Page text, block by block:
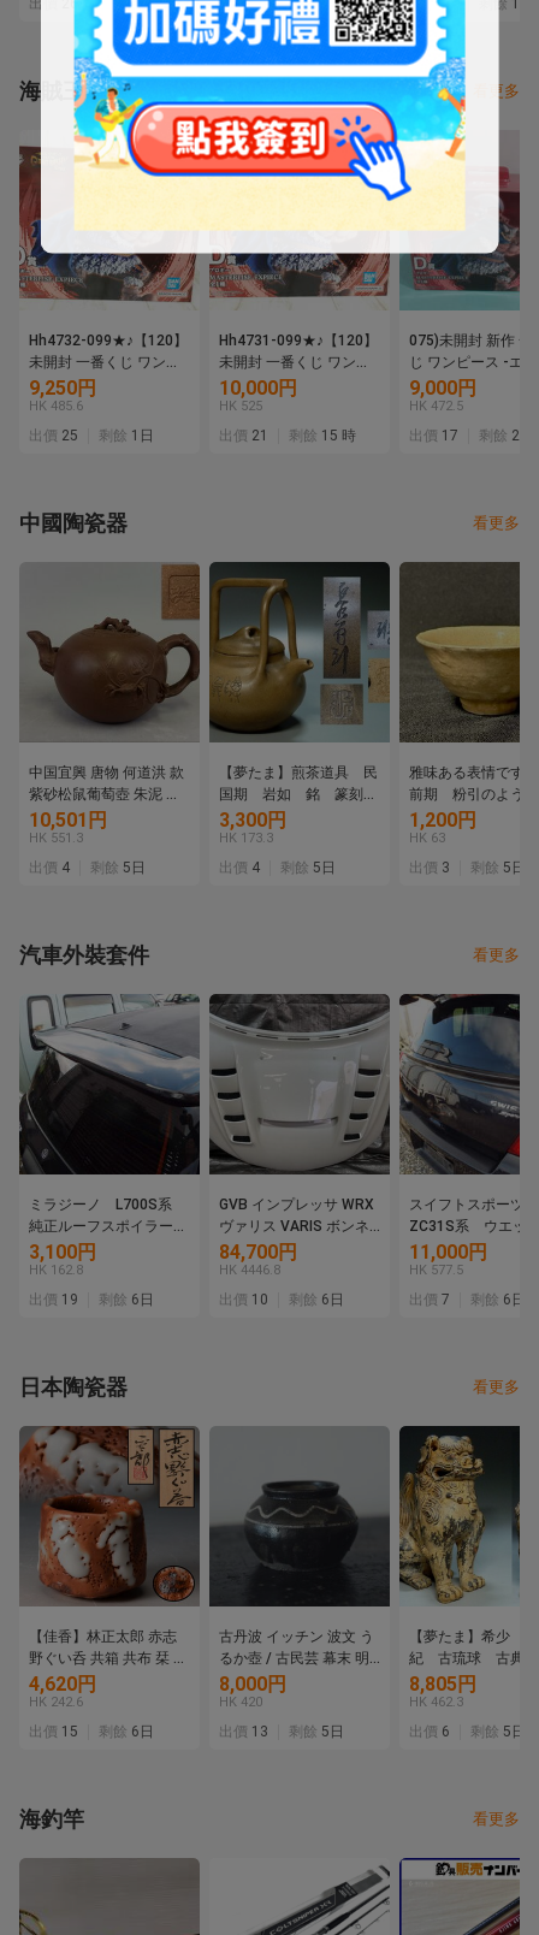
出價 剩餘4日 出價26 剩餘 5日 出價24 剩餘
海賊王 看更多
Hh4732-099★♪【120】
未開封 一番くじ ワンピ
ース エルバフ編 GIANT
BASH!! Vol.2 D賞 ブロギ
ー MASTERLISE
9,250円
HK 485.6
出價 25 剩餘 1日
Hh4731-099★♪【120】
未開封 一番くじ ワンピ
ース エルバフ編 GIANT
BASH!! Vol.2 D賞 ブロギ
ー MASTERLISE
10,000円
HK 525
出價 21 剩餘 15 時
075)未開封 新作 一
じ ワンピース -エ
編- GIANT BASH!!
D賞 ブロギー
MASTERLISE
9,000円
HK 472.5
出價 17 剩餘 2日
中國陶瓷器 看更多
中国宜興 唐物 何道洪 款
紫砂松鼠葡萄壺 朱泥 急
須 栗鼠 葡萄 急須 茶壺
大振り 宜興紫砂壺 煎茶
道具 中国古玩
10,501円
HK 551.3
出價 4 剩餘 5日
【夢たま】煎茶道具 民
国期 岩如 銘 篆刻山
水陰刻文 提手急須 最
大幅15.5㎝/中国古玩
唐物 白泥☆
3,300円
HK 173.3
出價 4 剩餘 5日
雅味ある表情です
前期 粉引のよう
やわらか手盃 高
釉！これからも育
口縁に窯疵あるも
1,200円
HK 63
出價 3 剩餘 5日
汽車外裝套件 看更多
ミラジーノ L700S系
純正ルーフスポイラー
ハイマウント付き リア
スポイラー １円売り切
り
3,100円
HK 162.8
出價 19 剩餘 6日
GVB インプレッサ WRX
ヴァリス VARIS ボンネ
ット GRB GVB [26QF10]
84,700円
HK 4446.8
出價 10 剩餘 6日
スイフトスポーツ
ZC31S系 ウエッ
ボン製 トランク
ラー １円売り切
好品 カーボンス
11,000円
HK 577.5
出價 7 剩餘 6日
日本陶瓷器 看更多
【佳香】林正太郎 赤志
野ぐい呑 共箱 共布 栞 本
物保証
4,620円
HK 242.6
出價 15 剩餘 6日
古丹波 イッチン 波文 う
るか壺 / 古民芸 幕末 明
治 柳宗悦 日本民藝館
8,000円
HK 420
出價 13 剩餘 5日
【夢たま】希少
紀 古琉球 古典
ーサー 獅子置物
付 高さ19.5㎝/壺
焼 珍品 時代物☆
8,805円
HK 462.3
出價 6 剩餘 5日
海釣竿 看更多